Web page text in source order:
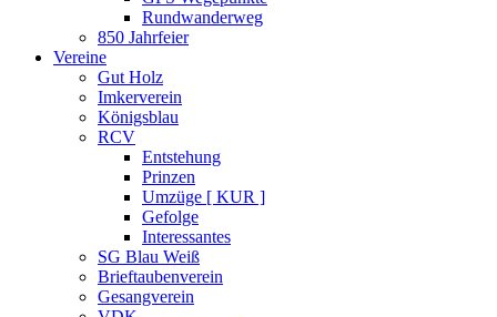
Rundwanderweg
850 Jahrfeier
Vereine
Gut Holz
Imkerverein
Königsblau
RCV
Entstehung
Prinzen
Umzüge [ KUR ]
Gefolge
Interessantes
SG Blau Weiß
Brieftaubenverein
Gesangverein